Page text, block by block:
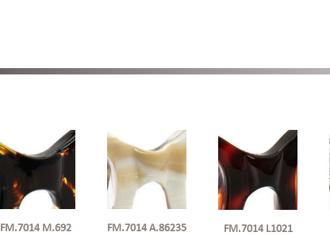
FM.7014 M.692
FM.7014 A.86235
FM.7014 L1021